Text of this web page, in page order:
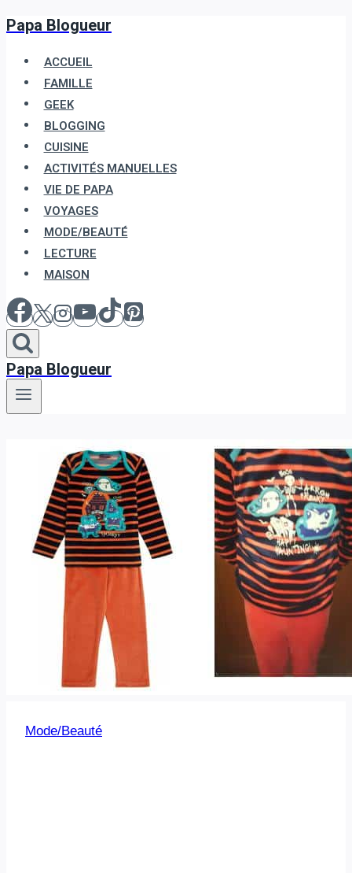
Aller
contenu
Papa Blogueur
ACCUEIL
FAMILLE
GEEK
BLOGGING
CUISINE
ACTIVITÉS MANUELLES
VIE DE PAPA
VOYAGES
MODE/BEAUTÉ
LECTURE
MAISON
Papa Blogueur
Mode/Beauté